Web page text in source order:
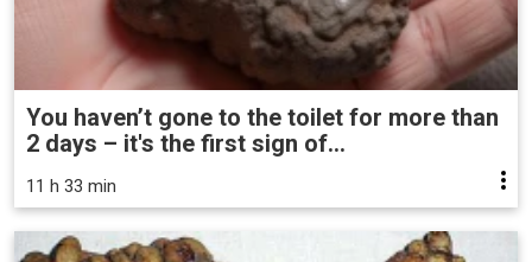
You haven’t gone to the toilet for more than
2 days – it's the first sign of...
11 h 33 min